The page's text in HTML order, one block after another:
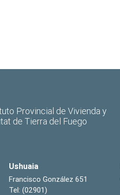
Provincial de Vivienda y
de Tierra del Fuego
Ushuaia
Francisco González 651
Tel: (02901)